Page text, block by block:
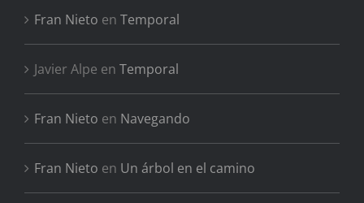
Fran Nieto en Temporal
Javier Alpe en Temporal
Fran Nieto en Navegando
Fran Nieto en Un árbol en el camino